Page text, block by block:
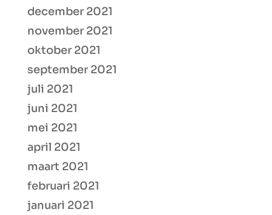
december 2021
november 2021
oktober 2021
september 2021
juli 2021
juni 2021
mei 2021
april 2021
maart 2021
februari 2021
januari 2021